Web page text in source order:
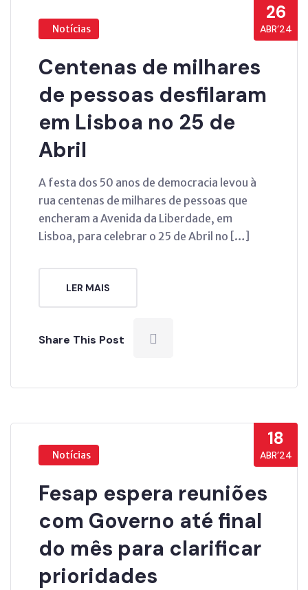
26
ABR’24
Notícias
Centenas de milhares
de pessoas desfilaram
em Lisboa no 25 de
Abril
A festa dos 50 anos de democracia levou à
rua centenas de milhares de pessoas que
encheram a Avenida da Liberdade, em
Lisboa, para celebrar o 25 de Abril no […]
LER MAIS
Share This Post
18
ABR’24
Notícias
Fesap espera reuniões
com Governo até final
do mês para clarificar
prioridades